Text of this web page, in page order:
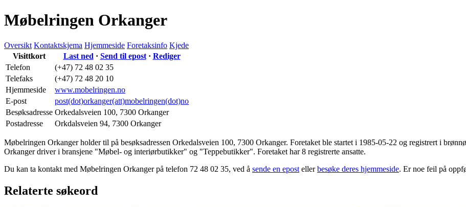
Møbelringen Orkanger
Oversikt Kontaktskjema Hjemmeside Foretaksinfo Kjede
Visittkort
Last ned · Send til epost· Rediger
Telefon
(+47) 72 48 02 35
Telefaks
(+47) 72 48 20 10
Hjemmeside
www.mobelringen.no
E-post
post(dot)orkanger(att)mobelringen(dot)no
Besøksadresse Orkedalsveien 100, 7300 Orkanger
Postadresse
Orkdalsveien 94, 7300 Orkanger
Møbelringen Orkanger holder til på besøksadressen Orkedalsveien 100, 7300 Orkanger. Foretaket ble startet i 1985-05-22 og registrert i
Orkanger driver i bransjene "Møbel- og interiørbutikker" og "Teppebutikker". Foretaket har 8 registrerte ansatte.
Du kan ta kontakt med Møbelringen Orkanger på telefon 72 48 02 35, ved å sende en epost ellerbesøke deres hjemmeside. Er noe feil på
Relaterte søkeord